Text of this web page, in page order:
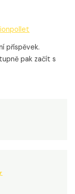
příspěvek.
pak začít s